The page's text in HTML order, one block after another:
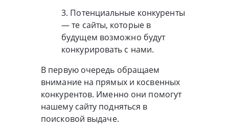
3. Потенциальные конкуренты
— те сайты, которые в
будущем возможно будут
конкурировать с нами.
В первую очередь обращаем
внимание на прямых и косвенных
конкурентов. Именно они помогут
нашему сайту подняться в
поисковой выдаче.